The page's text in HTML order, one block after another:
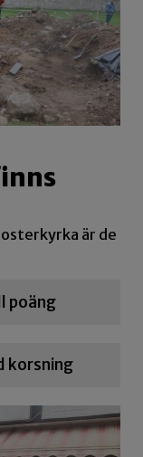
är de
poäng
korsning